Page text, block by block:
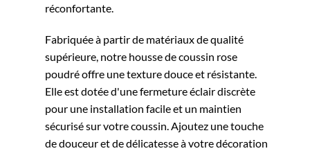
réconfortante.
Fabriquée à partir de matériaux de qualité
supérieure, notre housse de coussin rose
poudré offre une texture douce et résistante.
Elle est dotée d'une fermeture éclair discrète
pour une installation facile et un maintien
sécurisé sur votre coussin. Ajoutez une touche
de douceur et de délicatesse à votre décoration